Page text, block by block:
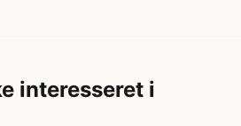
interesseret i